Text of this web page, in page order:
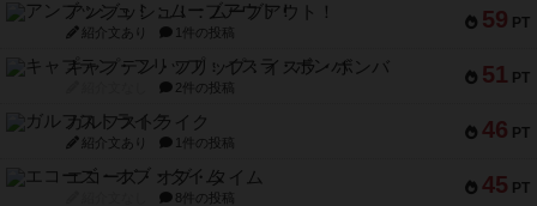
59 PT
アンブッシュ！：ムーブアウト！
紹介文あり 1件の投稿
51 PT
キャプテン・フリップ：イスラ・ボンバ
2件の投稿
46 PT
ガルフストライク
紹介文あり 1件の投稿
45 PT
エコーズ・オブ・タイム
8件の投稿